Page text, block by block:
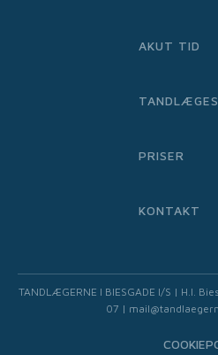
AKUT TID
PRISER
KONTAKT
TANDLÆGERNE I BIESGADE I/S | H.I.
07 |